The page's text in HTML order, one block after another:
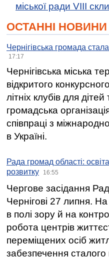
міської ради VIII
ОСТАННІ НОВИНИ
Чернігівська громада
17:17
Чернігівська міська
відкритого
літніх клубів для
громадська
співпраці з
в Україні.
Рада громад області:
розвитку
16:55
Чергове засідання
Чернігові 27 липня.
в полі зору й на
робота центрів
переміщених осіб
забезпечення сталого